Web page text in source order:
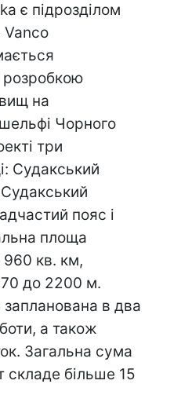
є підрозділом
Vanco
розробкою
на
Чорного
три
Судакський
пояс і
площа
960 кв. км,
до 2200 м.
запланована в два
а також
Загальна сума
складе більше 15